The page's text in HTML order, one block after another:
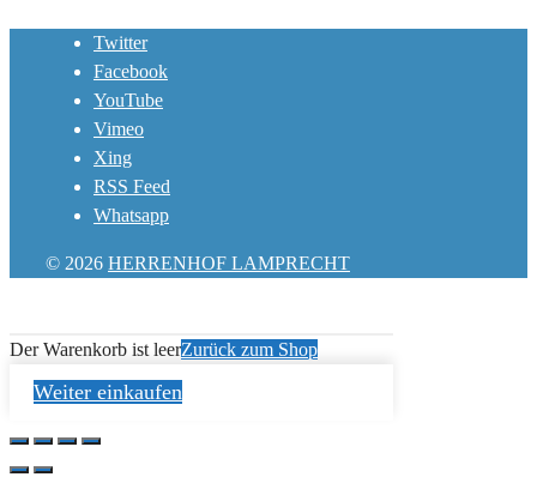
Twitter
Facebook
YouTube
Vimeo
Xing
RSS Feed
Whatsapp
© 2026 HERRENHOF LAMPRECHT
Der Warenkorb ist leerZurück zum Shop
Weiter einkaufen